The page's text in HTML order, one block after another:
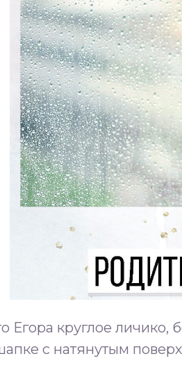
Егора круглое
с натянутым